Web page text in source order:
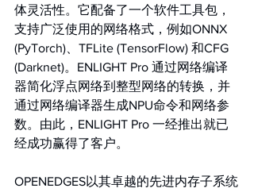
体灵活性。它配备了一个软件工具包，
支持广泛使用的网络格式，例如ONNX
(PyTorch)、TFLite (TensorFlow) 和CFG
(Darknet)。ENLIGHT Pro 通过网络编译
器简化浮点网络到整型网络的转换，并
通过网络编译器生成NPU命令和网络参
数。由此，ENLIGHT Pro 一经推出就已
经成功赢得了客户。
OPENEDGES以其卓越的先进内存子系统